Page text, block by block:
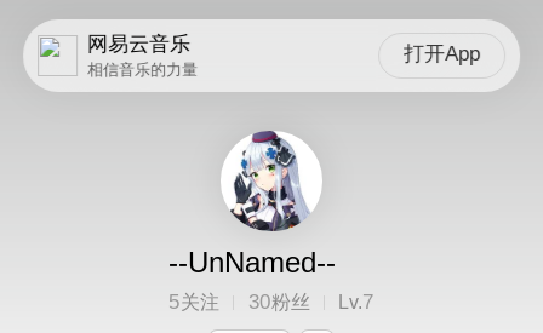
网易云音乐
相信音乐的力量
打开App
--UnNamed--
5关注 30粉丝 Lv.7